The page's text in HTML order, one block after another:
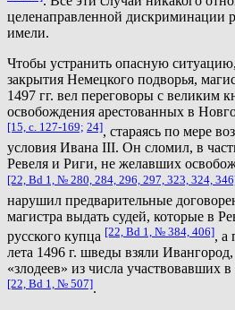
целенаправленной дискриминации
имели.
Чтобы устранить опасную
закрытия Немецкого подворья,
1497 гг. вел переговоры с великим
освобождения арестованных в
[15, с. 127-169; 24], стараясь по мере
условия Ивана III. Он сломил, в
Ревеля и Риги, не желавших
[22, Bd 1, № 280, 284, 296, 297, 323, 324,
нарушил предварительные
магистра выдать судей, которые в
русского купца [22, Bd 1, № 384, 406], а
лета 1496 г. шведы взяли Ивангород,
«злодеев» из числа
[22, Bd 1, № 507].